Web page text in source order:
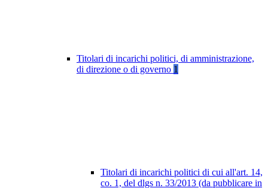
Titolari di incarichi politici, di amministrazione,
di direzione o di governo 1
Titolari di incarichi politici di cui all'art. 14,
co. 1, del dlgs n. 33/2013 (da pubblicare in